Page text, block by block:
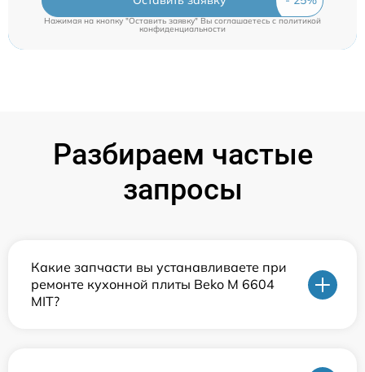
Нажимая на кнопку "Оставить заявку" Вы соглашаетесь cполитикой
конфиденциальности
Разбираем частые
запросы
Какие запчасти вы устанавливаете при
ремонте кухонной плиты Beko M 6604
MIT?